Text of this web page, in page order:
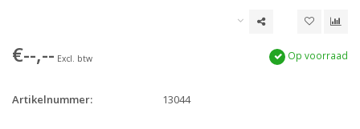
€--,-- Excl. btw Op voorraad
Artikelnummer: 13044